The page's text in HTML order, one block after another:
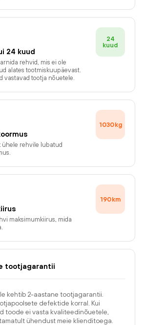
24 kuud
rehvid, mis ei ole
alates tootmiskuupäevast.
vastavad tootja nõuetele.
24
kuud
ühele rehvile lubatud
1030kg
maksimumkiirus, mida
190km
tootjagarantii
kehtib 2-aastane tootjagarantii.
defektide korral. Kui
toode ei vasta kvaliteedinõuetele,
ühendust meie klienditoega.